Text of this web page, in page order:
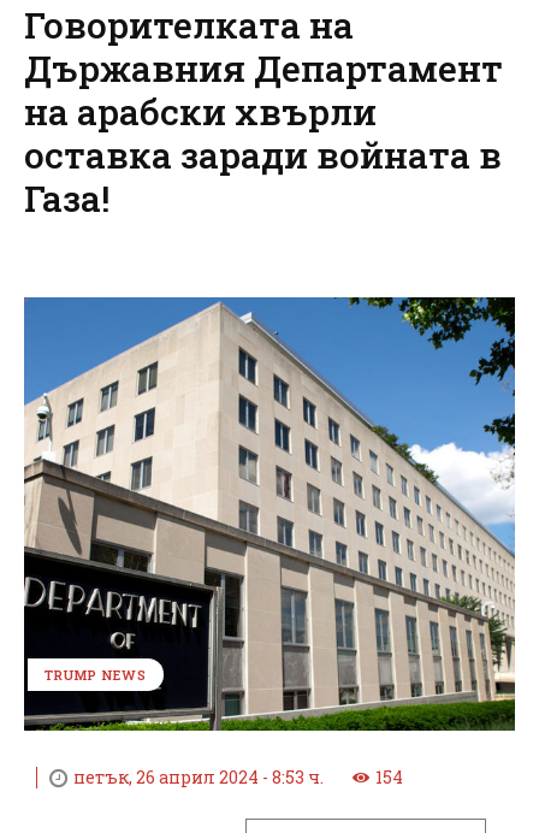
Говорителката на
Държавния Департамент
на арабски хвърли
оставка заради войната в
Газа!
TRUMP NEWS
петък, 26 април 2024 - 8:53 ч. 154